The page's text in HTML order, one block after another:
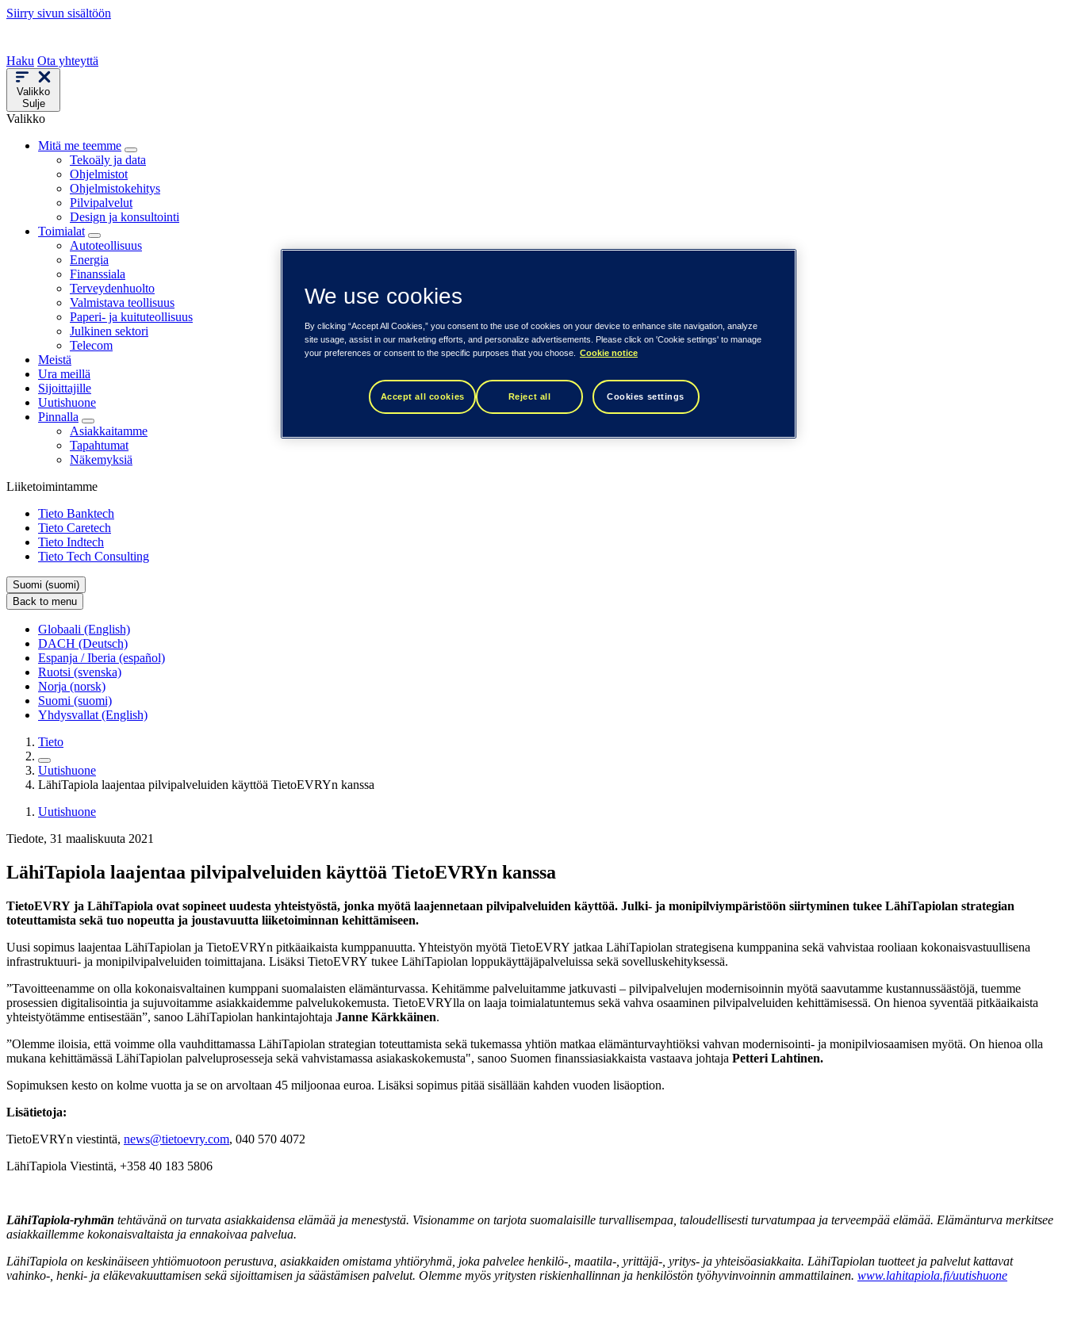
Siirry sivun sisältöön
Haku Ota yhteyttä
Valikko
Sulje
Valikko
Mitä me teemme
Tekoäly ja data
Ohjelmistot
Ohjelmistokehitys
Pilvipalvelut
Design ja konsultointi
Toimialat
Autoteollisuus
Energia
Finanssiala
Terveydenhuolto
Valmistava teollisuus
Paperi- ja kuituteollisuus
Julkinen sektori
Telecom
Meistä
Ura meillä
Sijoittajille
Uutishuone
Pinnalla
Asiakkaitamme
Tapahtumat
Näkemyksiä
Liiketoimintamme
Tieto Banktech
Tieto Caretech
Tieto Indtech
Tieto Tech Consulting
Suomi (suomi)
Back to menu
Globaali (English)
DACH (Deutsch)
Espanja / Iberia (español)
Ruotsi (svenska)
Norja (norsk)
Suomi (suomi)
Yhdysvallat (English)
Tieto
Uutishuone
LähiTapiola laajentaa pilvipalveluiden käyttöä TietoEVRYn kanssa
Uutishuone
Tiedote, 31 maaliskuuta 2021
LähiTapiola laajentaa pilvipalveluiden käyttöä TietoEVRYn kanssa
TietoEVRY ja LähiTapiola ovat sopineet uudesta yhteistyöstä, jonka myötä laajennetaan pilvipalveluiden käyttöä. Julki- ja monipilviympäristöön siirtyminen tukee LähiTapiolan strategian
toteuttamista sekä tuo nopeutta ja joustavuutta liiketoiminnan kehittämiseen.
Uusi sopimus laajentaa LähiTapiolan ja TietoEVRYn pitkäaikaista kumppanuutta. Yhteistyön myötä TietoEVRY jatkaa LähiTapiolan strategisena kumppanina sekä vahvistaa rooliaan kokonaisvastuullisena
infrastruktuuri- ja monipilvipalveluiden toimittajana. Lisäksi TietoEVRY tukee LähiTapiolan loppukäyttäjäpalveluissa sekä sovelluskehityksessä.
”Tavoitteenamme on olla kokonaisvaltainen kumppani suomalaisten elämänturvassa. Kehitämme palveluitamme jatkuvasti – pilvipalvelujen modernisoinnin myötä saavutamme kustannussäästöjä, tuemme
prosessien digitalisointia ja sujuvoitamme asiakkaidemme palvelukokemusta. TietoEVRYlla on laaja toimialatuntemus sekä vahva osaaminen pilvipalveluiden kehittämisessä. On hienoa syventää pitkäaikaista
yhteistyötämme entisestään”, sanoo LähiTapiolan hankintajohtaja Janne Kärkkäinen.
”Olemme iloisia, että voimme olla vauhdittamassa LähiTapiolan strategian toteuttamista sekä tukemassa yhtiön matkaa elämänturvayhtiöksi vahvan modernisointi- ja monipilviosaamisen myötä. On hienoa olla
mukana kehittämässä LähiTapiolan palveluprosesseja sekä vahvistamassa asiakaskokemusta", sanoo Suomen finanssiasiakkaista vastaava johtaja Petteri Lahtinen.
Sopimuksen kesto on kolme vuotta ja se on arvoltaan 45 miljoonaa euroa. Lisäksi sopimus pitää sisällään kahden vuoden lisäoption.
Lisätietoja:
TietoEVRYn viestintä, news@tietoevry.com, 040 570 4072
LähiTapiola Viestintä, +358 40 183 5806
LähiTapiola-ryhmän tehtävänä on turvata asiakkaidensa elämää ja menestystä. Visionamme on tarjota suomalaisille turvallisempaa, taloudellisesti turvatumpaa ja terveempää elämää. Elämänturva merkitsee
asiakkaillemme kokonaisvaltaista ja ennakoivaa palvelua.
LähiTapiola on keskinäiseen yhtiömuotoon perustuva, asiakkaiden omistama yhtiöryhmä, joka palvelee henkilö-, maatila-, yrittäjä-, yritys- ja yhteisöasiakkaita. LähiTapiolan tuotteet ja palvelut kattavat
vahinko-, henki- ja eläkevakuuttamisen sekä sijoittamisen ja säästämisen palvelut. Olemme myös yritysten riskienhallinnan ja henkilöstön työhyvinvoinnin ammattilainen. www.lahitapiola.fi/uutishuone
We use cookies
By clicking “Accept All Cookies,” you consent to the use of cookies on your device to enhance site navigation, analyze
site usage, assist in our marketing efforts, and personalize advertisements. Please click on 'Cookie settings' to manage
your preferences or consent to the specific purposes that you choose.
Cookie notice
Accept all cookies Reject all Cookies settings